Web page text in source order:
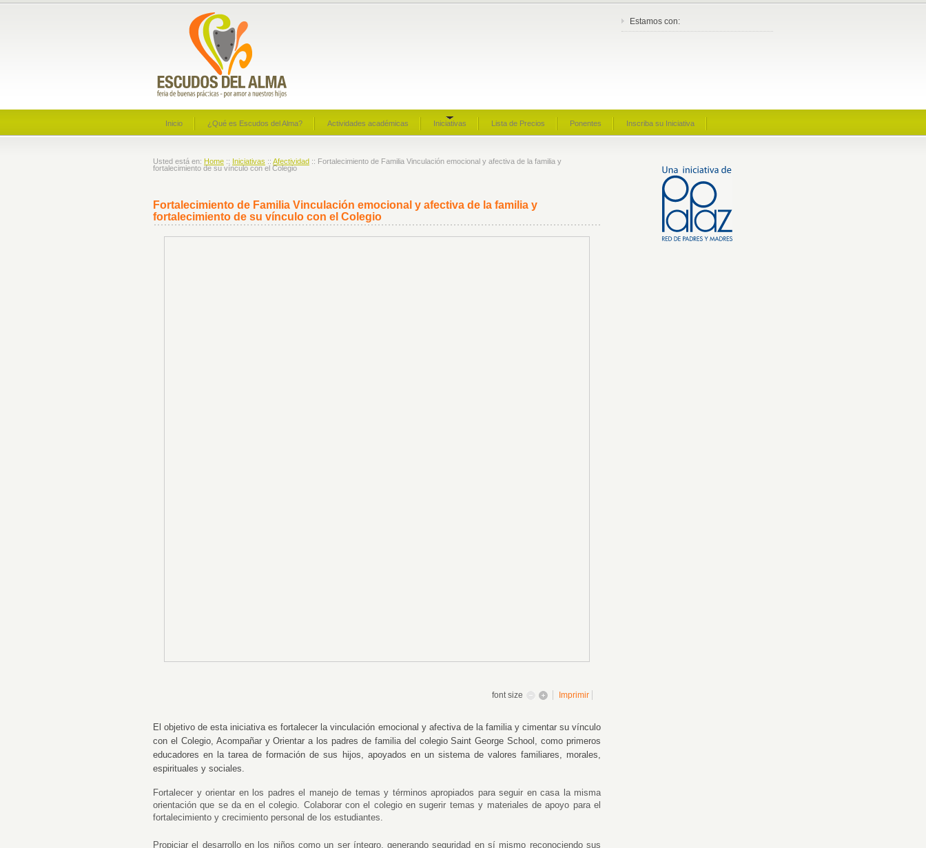
Estamos con:
Inicio ¿Qué es Escudos del Alma? Actividades académicas Iniciativas Lista de Precios Ponentes Inscriba su Iniciativa
Usted está en: Home :: Iniciativas :: Afectividad :: Fortalecimiento de Familia Vinculación emocional y afectiva de la familia y
fortalecimiento de su vínculo con el Colegio
Fortalecimiento de Familia Vinculación emocional y afectiva de la familia y
fortalecimiento de su vínculo con el Colegio
font size Imprimir
El objetivo de esta iniciativa es fortalecer la vinculación emocional y afectiva de la familia y cimentar su vínculo
con el Colegio, Acompañar y Orientar a los padres de familia del colegio Saint George School, como primeros
educadores en la tarea de formación de sus hijos, apoyados en un sistema de valores familiares, morales,
espirituales y sociales.
Fortalecer y orientar en los padres el manejo de temas y términos apropiados para seguir en casa la misma
orientación que se da en el colegio. Colaborar con el colegio en sugerir temas y materiales de apoyo para el
fortalecimiento y crecimiento personal de los estudiantes.
Propiciar el desarrollo en los niños como un ser íntegro, generando seguridad en sí mismo reconociendo sus